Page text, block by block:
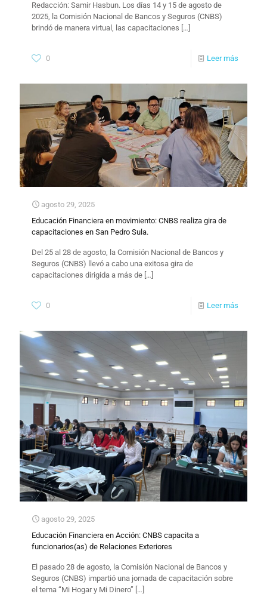
Redacción: Samir Hasbun.​ Los días 14 y 15 de agosto de
2025, la Comisión Nacional de Bancos y Seguros (CNBS)
brindó de manera virtual, las capacitaciones […]
0 Leer más
agosto 29, 2025
Educación Financiera en movimiento: CNBS realiza gira de
capacitaciones en San Pedro Sula.
Del 25 al 28 de agosto, la Comisión Nacional de Bancos y
Seguros (CNBS) llevó a cabo una exitosa gira de
capacitaciones dirigida a más de […]
0 Leer más
agosto 29, 2025
Educación Financiera en Acción: CNBS capacita a
funcionarios(as) de Relaciones Exteriores
El pasado 28 de agosto, la Comisión Nacional de Bancos y
Seguros (CNBS) impartió una jornada de capacitación sobre
el tema “Mi Hogar y Mi Dinero” […]